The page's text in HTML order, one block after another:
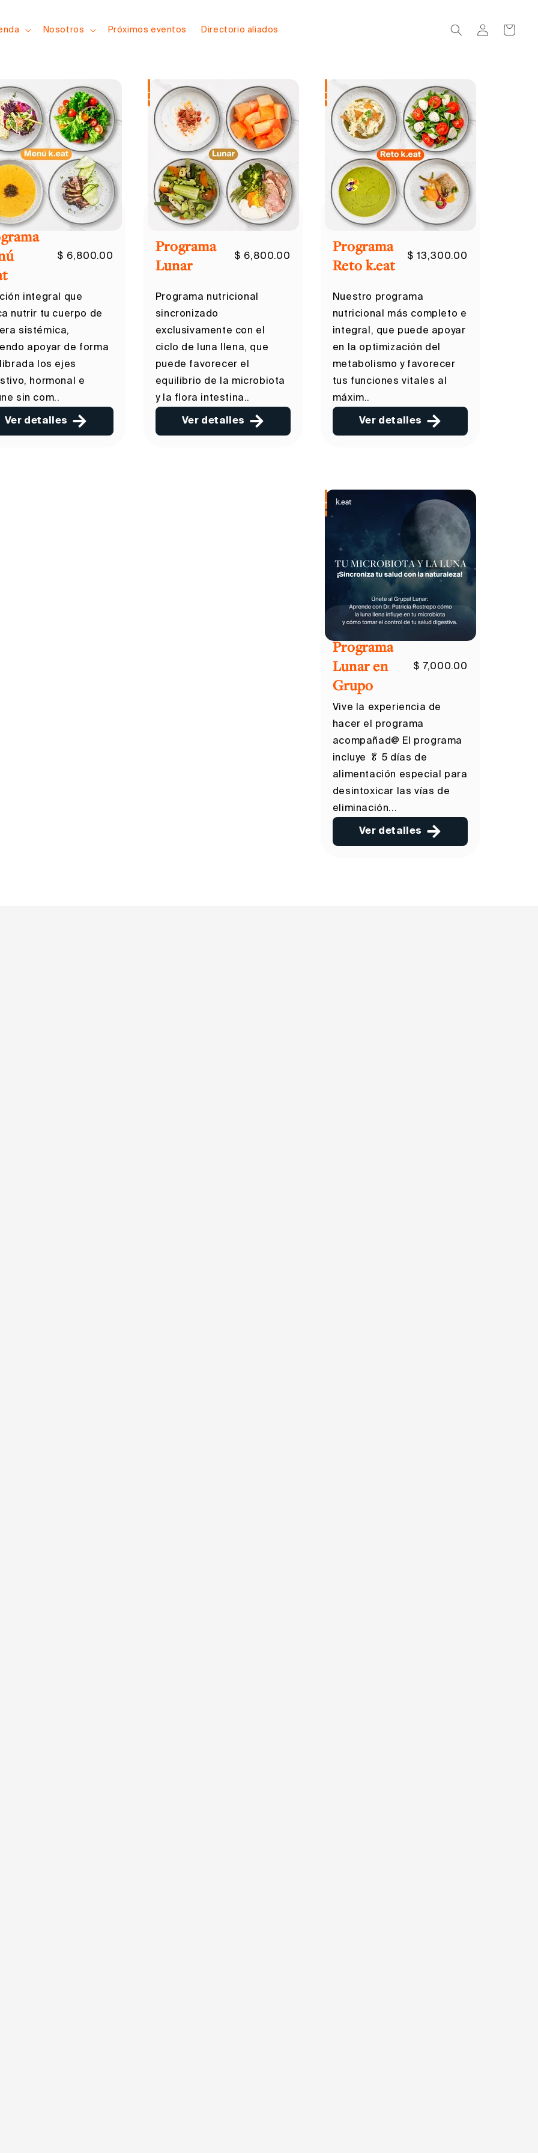
Nosotros Próximos eventos Directorio aliados
sesión
Carrito
$ 6,800.00
integral que
nutrir tu cuerpo de
sistémica,
apoyar de forma
los ejes
hormonal e
sin com..
Ver detalles
.
Programa
Lunar
$ 6,800.00
Programa nutricional
sincronizado
exclusivamente con el
ciclo de luna llena, que
puede favorecer el
equilibrio de la microbiota
y la flora intestina..
Ver detalles
.
Programa
Reto k.eat
$ 13,300.00
Nuestro programa
nutricional más completo e
integral, que puede apoyar
en la optimización del
metabolismo y favorecer
tus funciones vitales al
máxim..
Ver detalles
.
Programa
Lunar en
Grupo
$ 7,000.00
Vive la experiencia de
hacer el programa
acompañad@ El programa
incluye 🥬 5 días de
alimentación especial para
desintoxicar las vías de
eliminación...
Ver detalles